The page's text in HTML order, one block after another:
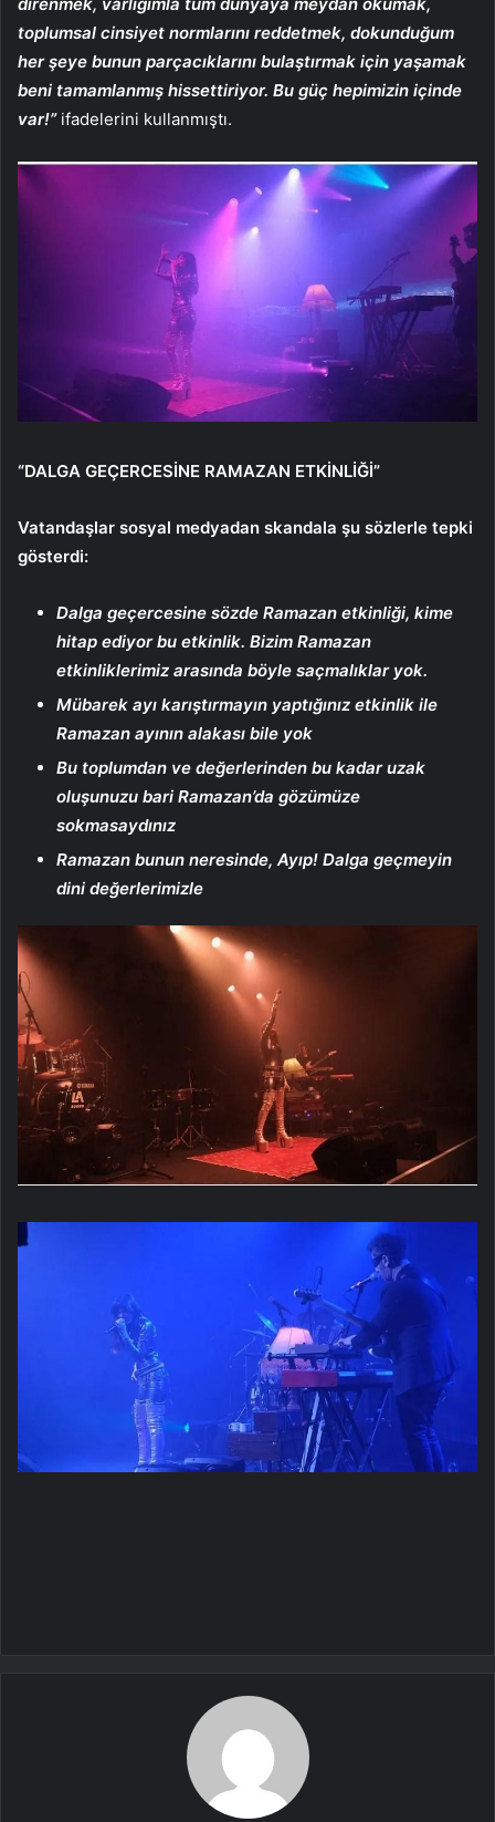
toplumsal cinsiyet normlarını reddetmek, dokunduğum
her şeye bunun parçacıklarını bulaştırmak için yaşamak
beni tamamlanmış hissettiriyor. Bu güç hepimizin içinde
var!”ifadelerini kullanmıştı.
“DALGA GEÇERCESİNE RAMAZAN ETKİNLİĞİ”
Vatandaşlar sosyal medyadan skandala şu sözlerle tepki
gösterdi:
Dalga geçercesine sözde Ramazan etkinliği, kime
hitap ediyor bu etkinlik. Bizim Ramazan
etkinliklerimiz arasında böyle saçmalıklar yok.
Mübarek ayı karıştırmayın yaptığınız etkinlik ile
Ramazan ayının alakası bile yok
Bu toplumdan ve değerlerinden bu kadar uzak
oluşunuzu bari Ramazan’da gözümüze
sokmasaydınız
Ramazan bunun neresinde, Ayıp! Dalga geçmeyin
dini değerlerimizle